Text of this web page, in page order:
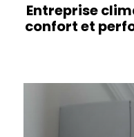
Entreprise
confort et